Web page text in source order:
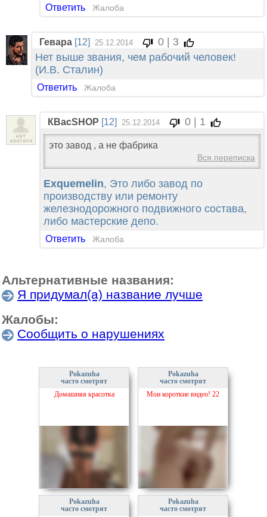
Ответить Жалоба
Гевара [12] 25.12.2014
0 | 3
Нет выше звания, чем рабочий человек!
(И.В. Сталин)
Ответить Жалоба
КВасSHOP [12] 25.12.2014 0 | 1
это завод , а не фабрика
Вся переписка
Exquemelin, Это либо завод по
производству или ремонту
железнодорожного подвижного состава,
либо мастерские депо.
Ответить Жалоба
Альтернативные названия:
Я придумал(а) название лучше
Жалобы:
Сообщить о нарушениях
Pokazuha
часто смотрят
Домашняя красотка
Pokazuha
часто смотрят
Мои короткие видео! 22
Pokazuha
часто смотрят
Pokazuha
часто смотрят